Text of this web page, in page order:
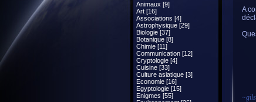
Animaux [9]
Art [16]
Associations [4]
Astrophysique [29]
Biologie [37]
Botanique [8]
Chimie [11]
Communication [12]
Cryptologie [4]
Cuisine [33]
Culture asiatique [3]
Economie [16]
Egyptologie [15]
Enigmes [55]
A
~